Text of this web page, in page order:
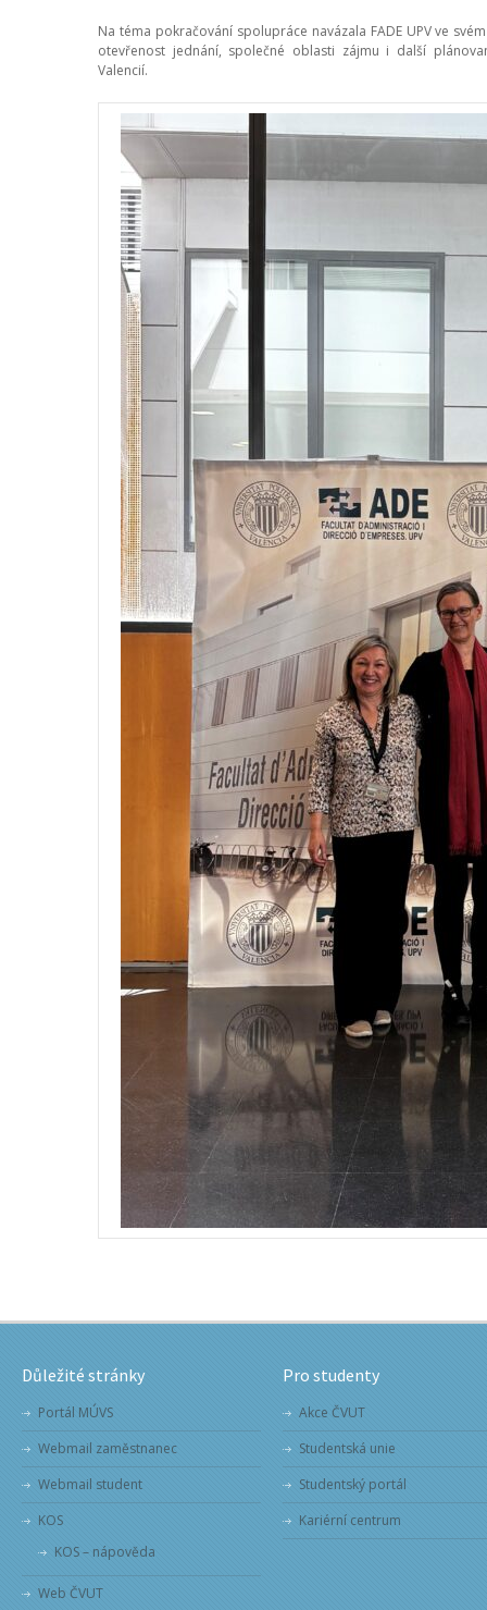
Na téma pokračování spolupráce navázala FADE UPV ve
otevřenost jednání, společné oblasti zájmu i další
Valencií.
Důležité stránky
Portál MÚVS
Webmail zaměstnanec
Webmail student
KOS
KOS – nápověda
Web ČVUT
Pro studenty
Akce ČVUT
Studentská unie
Studentský portál
Kariérní centrum